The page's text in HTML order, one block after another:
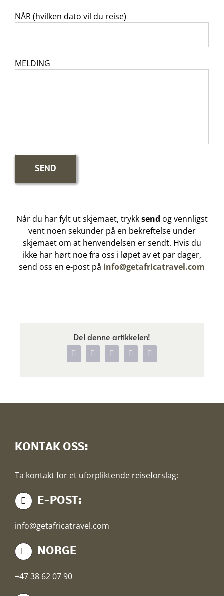
NÅR (hvilken dato vil du reise)
MELDING
Når du har fylt ut skjemaet, trykksend og vennligst
vent noen sekunder på en bekreftelse under
skjemaet om at henvendelsen er sendt. Hvis du
ikke har hørt noe fra oss i løpet av et par dager,
send oss en e-post på info@getafricatravel.com
Del denne artikkelen!
Facebook
X WhatsAppPinterestVk
KONTAK OSS:
Ta kontakt for et uforpliktende reiseforslag:
E-POST:
info@getafricatravel.com
NORGE
+47 38 62 07 90